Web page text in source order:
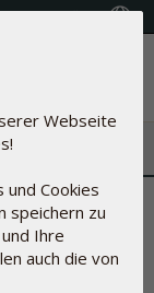
mit
Webseite
Cookies
speichern zu
Ihre
auch die von